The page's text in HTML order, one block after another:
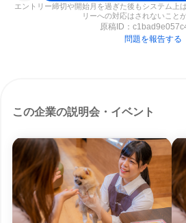
エントリー締切や開始月を過ぎた後もシステム上
リーへの対応はされないこと
原稿ID：
問題を報告する
この企業の説明会・イベント